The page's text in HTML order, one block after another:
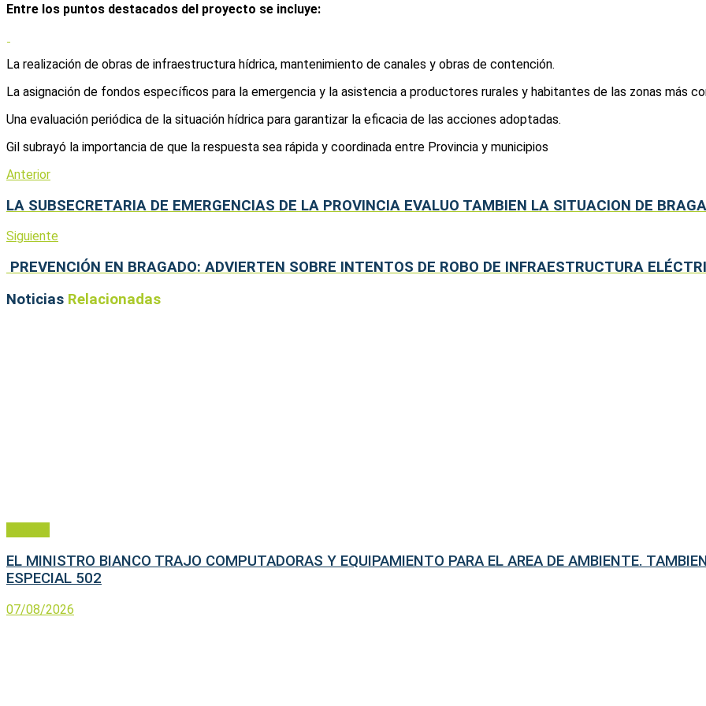
Entre los puntos destacados del proyecto se incluye:
La realización de obras de infraestructura hídrica, mantenimiento de canales y obras de contención.
La asignación de fondos específicos para la emergencia y la asistencia a productores rurales y habitantes de las zonas más
Una evaluación periódica de la situación hídrica para garantizar la eficacia de las acciones adoptadas.
Gil subrayó la importancia de que la respuesta sea rápida y coordinada entre Provincia y municipios
Anterior
LA SUBSECRETARIA DE EMERGENCIAS DE LA PROVINCIA EVALUO TAMBIEN LA SITUACION DE
Siguiente
PREVENCIÓN EN BRAGADO: ADVIERTEN SOBRE INTENTOS DE ROBO DE INFRAESTRUCTURA
Noticias Relacionadas
EL MINISTRO BIANCO TRAJO COMPUTADORAS Y EQUIPAMIENTO PARA EL AREA DE AMBIENTE.
ESPECIAL 502
07/08/2026